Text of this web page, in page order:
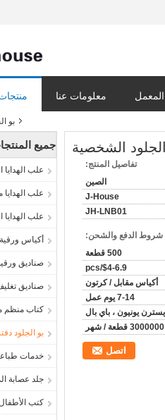
معلومات عنا
بو
جميع
علب الهدايا
علب
علب الهدايا
أكياس
صناديق
صناديق
كتاب منظم
بو الجلود
خدمات
جلد عصابة
كتب
الشخصية
تفاصيل المنتج:
الصين
J-House
JH-LNB01
شروط الدفع والشحن:
500 قطعة
$4-6.9/pcs
أكياس مقابل / كرتون
7-14 يوم عمل
3000000 قطعة / شهر
اتصل